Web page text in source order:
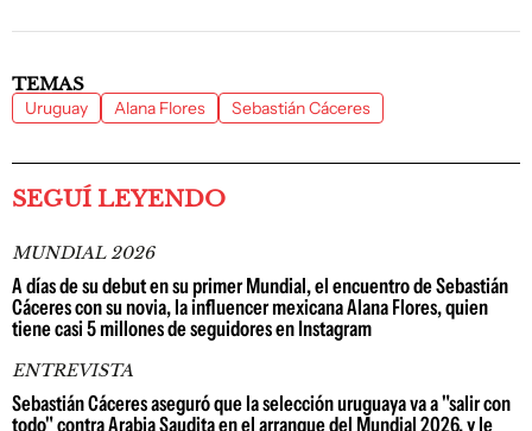
TEMAS
Uruguay Alana Flores Sebastián Cáceres
SEGUÍ LEYENDO
MUNDIAL 2026
A días de su debut en su primer Mundial, el encuentro de Sebastián
Cáceres con su novia, la influencer mexicana Alana Flores, quien
tiene casi 5 millones de seguidores en Instagram
ENTREVISTA
Sebastián Cáceres aseguró que la selección uruguaya va a "salir con
todo" contra Arabia Saudita en el arranque del Mundial 2026, y le